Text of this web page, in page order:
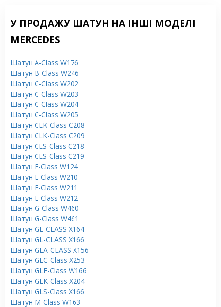
У ПРОДАЖУ ШАТУН НА ІНШІ МОДЕЛІ
MERCEDES
Шатун A-Class W176
Шатун B-Class W246
Шатун C-Class W202
Шатун C-Class W203
Шатун C-Class W204
Шатун C-Class W205
Шатун CLK-Class C208
Шатун CLK-Class C209
Шатун CLS-Class C218
Шатун CLS-Class C219
Шатун E-Class W124
Шатун E-Class W210
Шатун E-Class W211
Шатун E-Class W212
Шатун G-Class W460
Шатун G-Class W461
Шатун GL-CLASS X164
Шатун GL-CLASS X166
Шатун GLA-CLASS X156
Шатун GLC-Class X253
Шатун GLE-Class W166
Шатун GLK-Class X204
Шатун GLS-Class X166
Шатун M-Class W163